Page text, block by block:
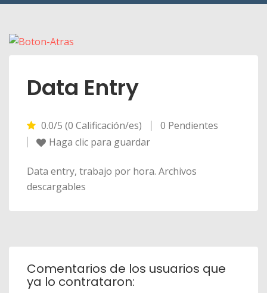
Data Entry
0.0/5 (0 Calificación/es)
0 Pendientes
Haga clic para guardar
Data entry, trabajo por hora. Archivos
descargables
Comentarios de los usuarios que
ya lo contrataron: